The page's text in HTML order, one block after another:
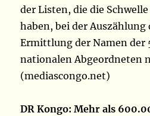
der Listen, die die
haben, bei der
Ermittlung der Namen der
nationalen Abgeordneten
(mediascongo.net)
DR Kongo: Mehr als